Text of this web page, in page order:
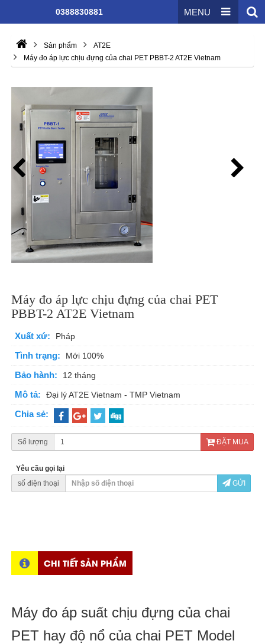
0388830881 MENU
Sản phẩm
AT2E
Máy đo áp lực chịu đựng của chai PET PBBT-2 AT2E Vietnam
Máy đo áp lực chịu đựng của chai PET
PBBT-2 AT2E Vietnam
Xuất xứ: Pháp
Tình trạng: Mới 100%
Bảo hành: 12 tháng
Mô tả: Đại lý AT2E Vietnam - TMP Vietnam
Chia sẻ:
Số lượng ĐẶT MUA
Yêu cầu gọi lại
số điện thoại
GỬI
CHI TIẾT SẢN PHẨM
Máy đo áp suất chịu đựng của chai
PET hay độ nổ của chai PET Model